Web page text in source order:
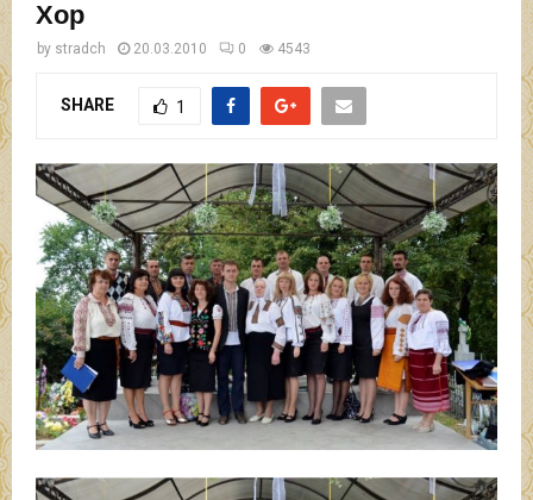
Хор
by stradch 20.03.2010 0 4543
SHARE 1